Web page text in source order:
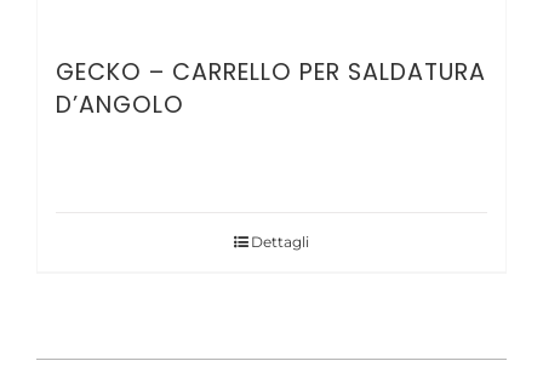
GECKO – CARRELLO PER SALDATURA
D’ANGOLO
Dettagli